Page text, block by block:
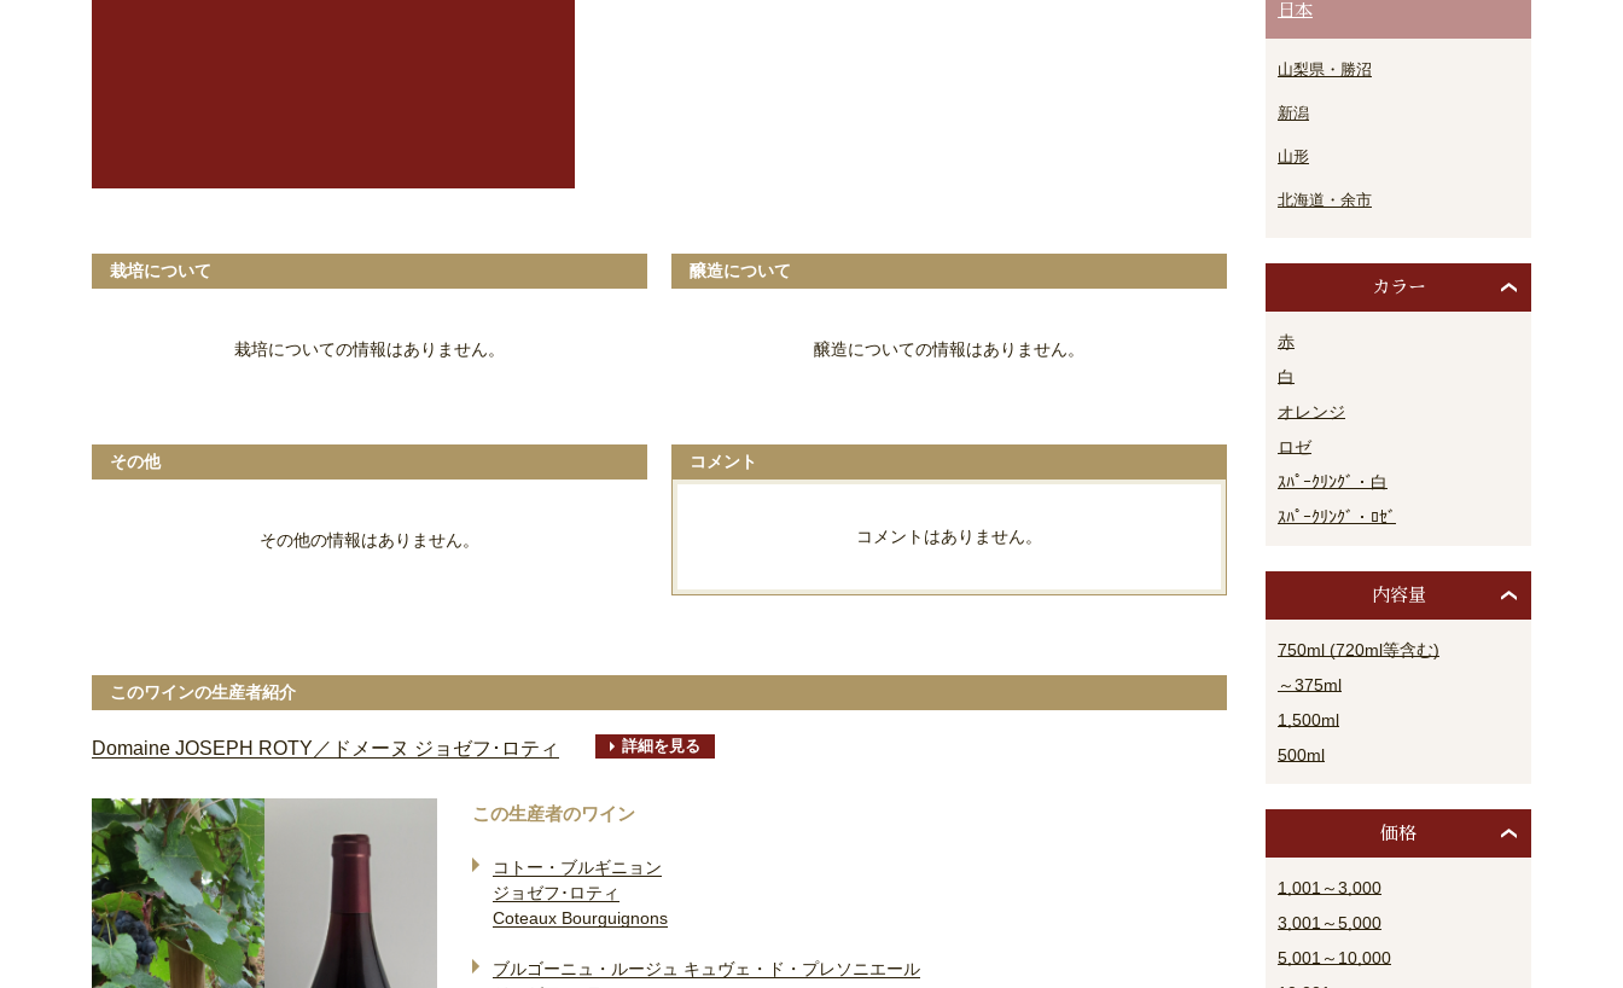
栽培について
栽培についての情報はありません。
醸造について
醸造についての情報はありません。
その他
その他の情報はありません。
コメント
コメントはありません。
このワインの生産者紹介
Domaine JOSEPH ROTY／ドメーヌ ジョゼフ･ロティ 詳細を見る
この生産者のワイン
コトー・ブルギニョン
ジョゼフ･ロティ
Coteaux Bourguignons
ブルゴーニュ・ルージュ キュヴェ・ド・プレソニエール
日本
山梨県・勝沼
新潟
山形
北海道・余市
カラー
赤
白
オレンジ
ロゼ
ｽﾊﾟｰｸﾘﾝｸﾞ・白
ｽﾊﾟｰｸﾘﾝｸﾞ・ﾛｾﾞ
内容量
750ml (720ml等含む)
～375ml
1,500ml
500ml
価格
1,001～3,000
3,001～5,000
5,001～10,000